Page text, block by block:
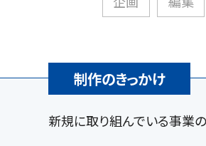
制作のきっかけ
新規に取り組んでいる事業